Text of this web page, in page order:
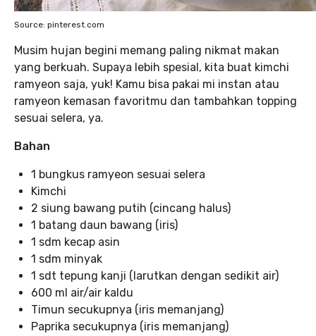
Source: pinterest.com
Musim hujan begini memang paling nikmat makan
yang berkuah. Supaya lebih spesial, kita buat kimchi
ramyeon saja, yuk! Kamu bisa pakai mi instan atau
ramyeon kemasan favoritmu dan tambahkan topping
sesuai selera, ya.
Bahan
1 bungkus ramyeon sesuai selera
Kimchi
2 siung bawang putih (cincang halus)
1 batang daun bawang (iris)
1 sdm kecap asin
1 sdm minyak
1 sdt tepung kanji (larutkan dengan sedikit air)
600 ml air/air kaldu
Timun secukupnya (iris memanjang)
Paprika secukupnya (iris memanjang)